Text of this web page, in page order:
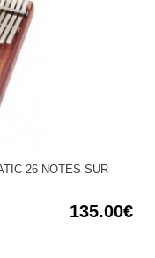
26 NOTES SUR
135.00